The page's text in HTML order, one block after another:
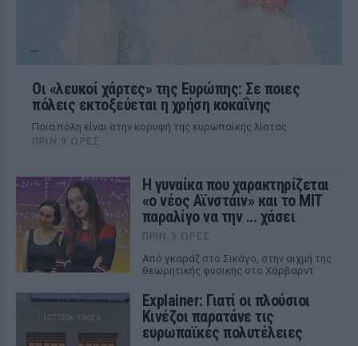
Οι «λευκοί χάρτες» της Ευρώπης: Σε ποιες
πόλεις εκτοξεύεται η χρήση κοκαΐνης
Ποια πόλη είναι στην κορυφή της ευρωπαϊκής λίστας
ΠΡΙΝ 9 ΏΡΕΣ
Η γυναίκα που χαρακτηρίζεται
«ο νέος Αϊνστάιν» και το MIT
παραλίγο να την ... χάσει
ΠΡΙΝ 9 ΏΡΕΣ
Από γκαράζ στο Σικάγο, στην αιχμή της
θεωρητικής φυσικής στο Χάρβαρντ
Explainer: Γιατί οι πλούσιοι
Κινέζοι παρατάνε τις
ευρωπαϊκές πολυτέλειες